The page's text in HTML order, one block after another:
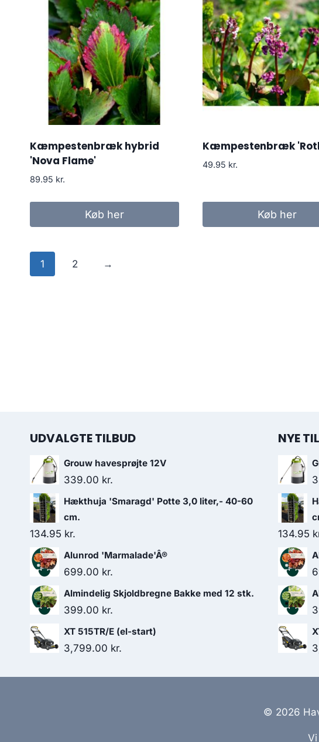
Kæmpestenbræk hybrid
'Nova Flame'
89.95 kr.
Køb her
Kæmpestenbræk
49.95 kr.
Køb her
1 2 →
UDVALGTE TILBUD
Grouw havesprøjte 12V
339.00 kr.
Hækthuja 'Smaragd' Potte 3,0 liter,- 40-60
cm.
134.95 kr.
Alunrod 'Marmalade'Â®
699.00 kr.
Almindelig Skjoldbregne Bakke med 12 stk.
399.00 kr.
XT 515TR/E (el-start)
3,799.00 kr.
NYE
134.95
© 2026